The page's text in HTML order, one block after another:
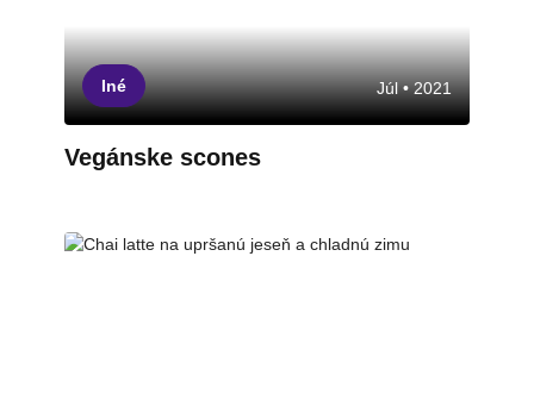
Iné Júl • 2021
Vegánske scones